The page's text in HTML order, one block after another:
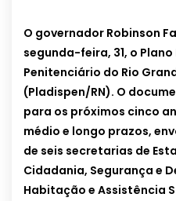
O governador Robinson
segunda-feira, 31, o
Penitenciário do Rio
(Pladispen/RN). O
para os próximos cinco
médio e longo prazos,
de seis secretarias de
Cidadania, Segurança e
Habitação e Assistência